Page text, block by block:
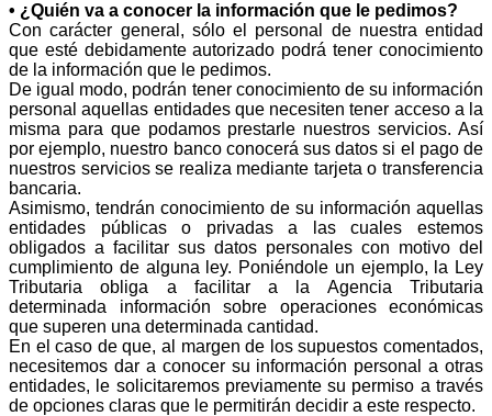
• ¿Quién va a conocer la información que le pedimos?
Con carácter general, sólo el personal de nuestra entidad
que esté debidamente autorizado podrá tener conocimiento
de la información que le pedimos.
De igual modo, podrán tener conocimiento de su información
personal aquellas entidades que necesiten tener acceso a la
misma para que podamos prestarle nuestros servicios. Así
por ejemplo, nuestro banco conocerá sus datos si el pago de
nuestros servicios se realiza mediante tarjeta o transferencia
bancaria.
Asimismo, tendrán conocimiento de su información aquellas
entidades públicas o privadas a las cuales estemos
obligados a facilitar sus datos personales con motivo del
cumplimiento de alguna ley. Poniéndole un ejemplo, la Ley
Tributaria obliga a facilitar a la Agencia Tributaria
determinada información sobre operaciones económicas
que superen una determinada cantidad.
En el caso de que, al margen de los supuestos comentados,
necesitemos dar a conocer su información personal a otras
entidades, le solicitaremos previamente su permiso a través
de opciones claras que le permitirán decidir a este respecto.